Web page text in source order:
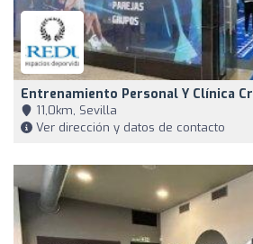
Entrenamiento Personal Y Clínica
11,0km, Sevilla
Ver dirección y datos de contacto